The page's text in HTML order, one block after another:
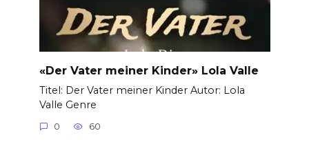
«Der Vater meiner Kinder» Lola Valle
Titel: Der Vater meiner Kinder Autor: Lola
Valle Genre
0 60